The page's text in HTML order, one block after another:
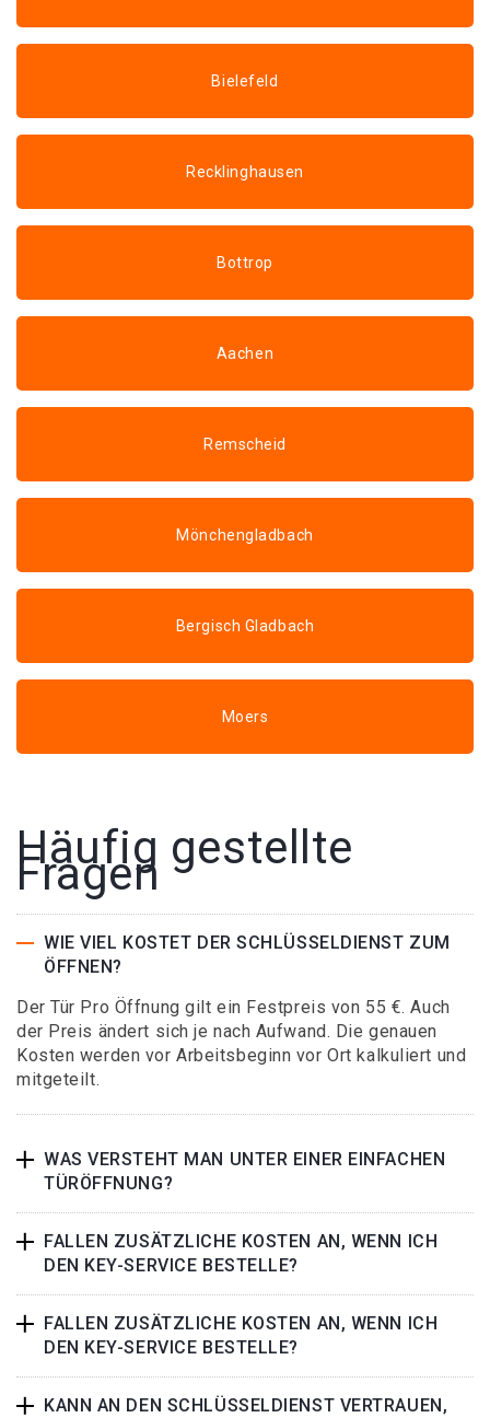
Bielefeld
Recklinghausen
Bottrop
Aachen
Remscheid
Mönchengladbach
Bergisch Gladbach
Moers
Häufig gestellte
Fragen
WIE VIEL KOSTET DER SCHLÜSSELDIENST ZUM
ÖFFNEN?
Der Tür Pro Öffnung gilt ein Festpreis von 55 €. Auch
der Preis ändert sich je nach Aufwand. Die genauen
Kosten werden vor Arbeitsbeginn vor Ort kalkuliert und
mitgeteilt.
WAS VERSTEHT MAN UNTER EINER EINFACHEN
TÜRÖFFNUNG?
FALLEN ZUSÄTZLICHE KOSTEN AN, WENN ICH
DEN KEY-SERVICE BESTELLE?
FALLEN ZUSÄTZLICHE KOSTEN AN, WENN ICH
DEN KEY-SERVICE BESTELLE?
KANN AN DEN SCHLÜSSELDIENST VERTRAUEN,